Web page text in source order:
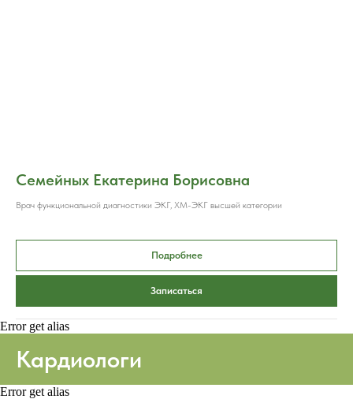
Семейных Екатерина Борисовна
Врач функциональной диагностики ЭКГ, ХМ-ЭКГ высшей категории
Подробнее
Записаться
Error get alias
Кардиологи
Error get alias